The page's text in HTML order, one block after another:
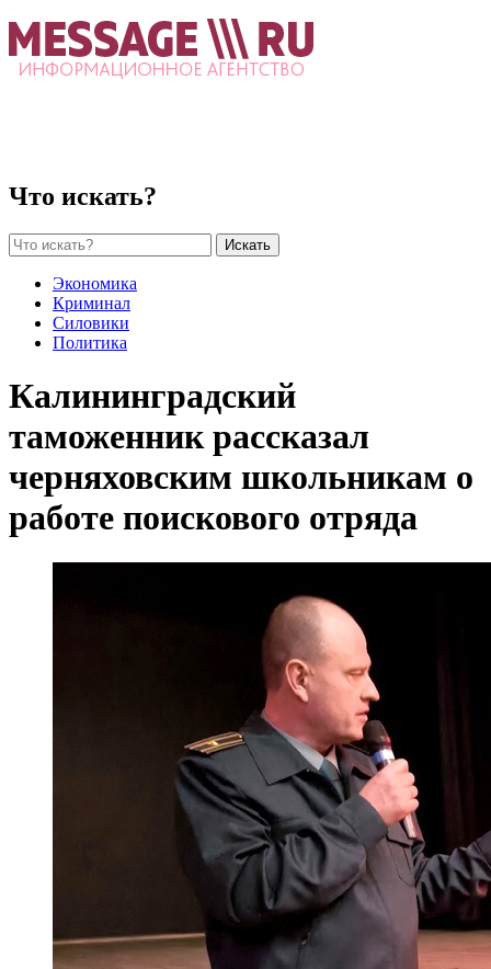
Что искать?
Искать
Экономика
Криминал
Силовики
Политика
Калининградский
таможенник рассказал
черняховским школьникам о
работе поискового отряда